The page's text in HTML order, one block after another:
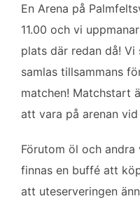
En Arena på
11.00 och vi
plats där redan då!
samlas tillsammans
matchen! Matchstart
att vara på arenan vid
Förutom öl och
finnas en buffé att
att uteserveringen